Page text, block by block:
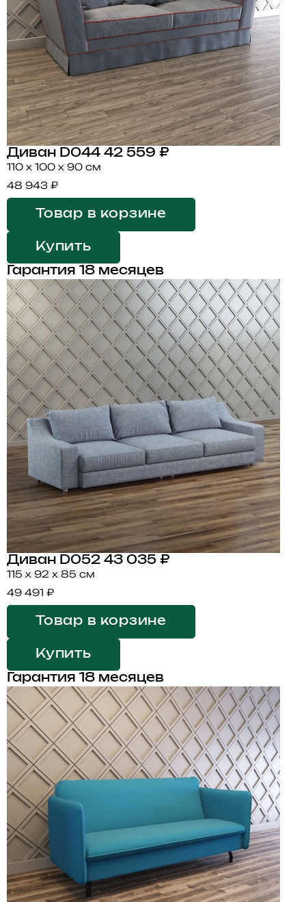
Диван D044 42 559 ₽
110 x 100 x 90 см
48 943 ₽
Товар в корзине
Купить
Гарантия 18 месяцев
Диван D052 43 035 ₽
115 x 92 x 85 см
49 491 ₽
Товар в корзине
Купить
Гарантия 18 месяцев